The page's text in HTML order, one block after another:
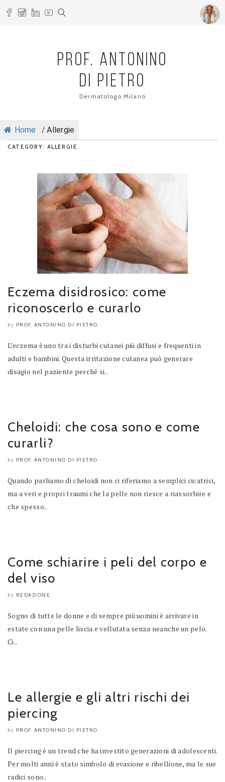
PROF. ANTONINO
DI PIETRO
Dermatologo Milano
Home / Allergie
CATEGORY: ALLERGIE
Eczema disidrosico: come
riconoscerlo e curarlo
by PROF. ANTONINO DI PIETRO
L’eczema è uno tra i disturbi cutanei più diffusi e frequenti in
adulti e bambini. Questa irritazione cutanea può generare
disagio nel paziente perché si..
Cheloidi: che cosa sono e come
curarli?
by PROF. ANTONINO DI PIETRO
Quando parliamo di cheloidi non ci riferiamo a semplici cicatrici,
ma a veri e propri traumi che la pelle non riesce a riassorbire e
che spesso..
Come schiarire i peli del corpo e
del viso
by REDAZIONE
Sogno di tutte le donne e di sempre più uomini è arrivare in
estate con una pelle liscia e vellutata senza neanche un pelo.
Ci..
Le allergie e gli altri rischi dei
piercing
by PROF. ANTONINO DI PIETRO
Il piercing è un trend che ha investito generazioni di adolescenti.
Per molti anni è stato simbolo di evasione e ribellione, ma le sue
radici sono..